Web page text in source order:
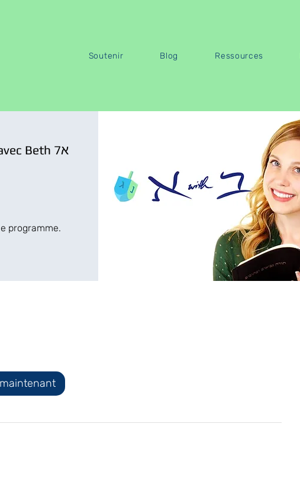
Ressources
Blog
Soutenir
Parlez l'hébreu biblique · Aleph avec Beth 7א
programme.